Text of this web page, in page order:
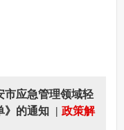
市应急管理领域轻
》的通知 | 政策解